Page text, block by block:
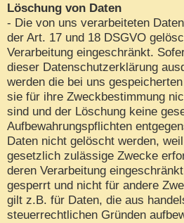
Löschung von Daten
- Die von uns verarbeiteten
der Art. 17 und 18 DSGVO
Verarbeitung eingeschränkt.
dieser Datenschutzerklärung
werden die bei uns
sie für ihre Zweckbestimmung
sind und der Löschung keine
Aufbewahrungspflichten
Daten nicht gelöscht werden,
gesetzlich zulässige Zwecke
deren Verarbeitung
gesperrt und nicht für andere
gilt z.B. für Daten, die aus
steuerrechtlichen Gründen